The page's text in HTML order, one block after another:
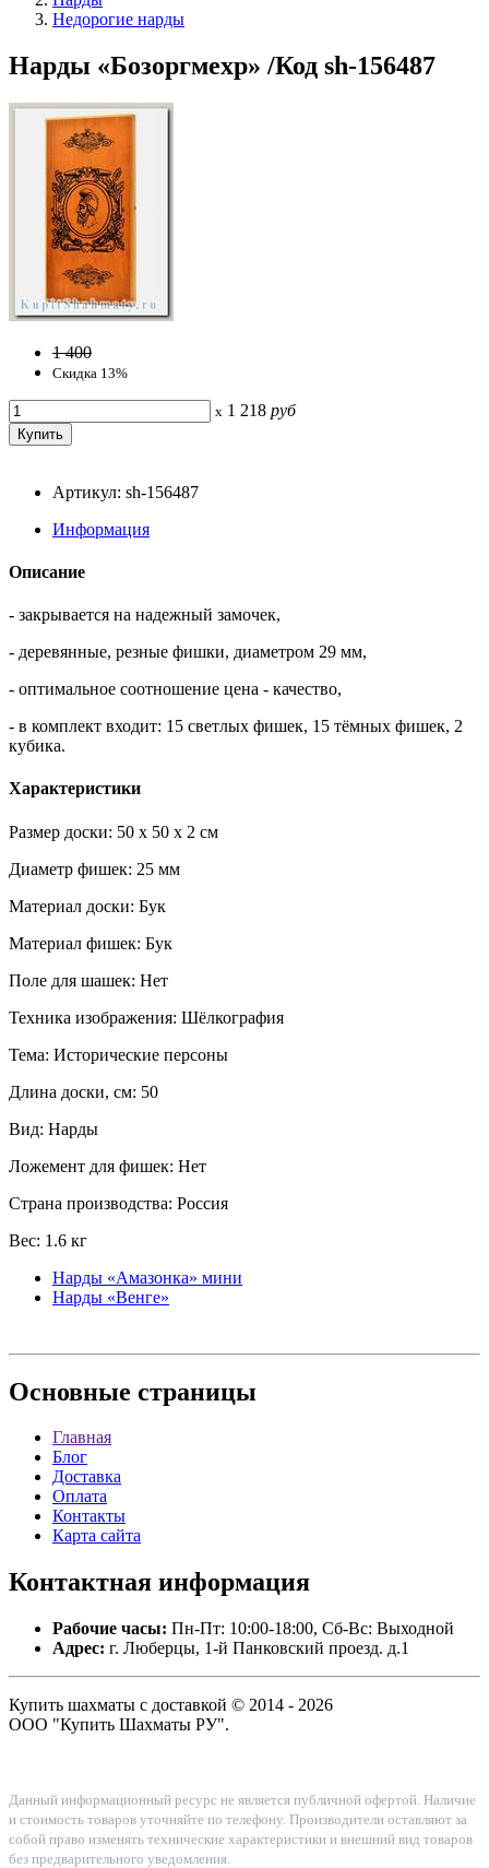
Недорогие нарды
Нарды «Бозоргмехр» /Код sh-156487
1 400
Скидка 13%
x 1 218 руб
Артикул: sh-156487
Информация
Описание
- закрывается на надежный замочек,
- деревянные, резные фишки, диаметром 29 мм,
- оптимальное соотношение цена - качество,
- в комплект входит: 15 светлых фишек, 15 тёмных фишек, 2
кубика.
Характеристики
Размер доски: 50 x 50 x 2 см
Диаметр фишек: 25 мм
Материал доски: Бук
Материал фишек: Бук
Поле для шашек: Нет
Техника изображения: Шёлкография
Тема: Исторические персоны
Длина доски, см: 50
Вид: Нарды
Ложемент для фишек: Нет
Страна производства: Россия
Вес: 1.6 кг
Нарды «Амазонка» мини
Нарды «Венге»
Основные страницы
Главная
Блог
Доставка
Оплата
Контакты
Карта сайта
Контактная информация
Рабочие часы: Пн-Пт: 10:00-18:00, Сб-Вс: Выходной
Адрес: г. Люберцы, 1-й Панковский проезд. д.1
Купить шахматы с доставкой © 2014 - 2026
ООО "Купить Шахматы РУ".
Данный информационный ресурс не является публичной офертой. Наличие
и стоимость товаров уточняйте по телефону. Производители оставляют за
собой право изменять технические характеристики и внешний вид товаров
без предварительного уведомления.